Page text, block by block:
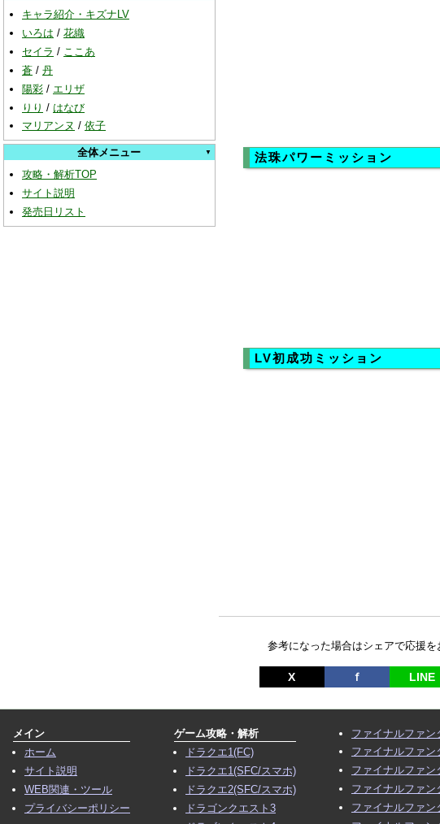
キャラ紹介・キズナLV
いろは / 花織
セイラ / ここあ
蒼 / 丹
陽彩 / エリザ
りり / はなび
マリアンヌ / 依子
全体メニュー
攻略・解析TOP
サイト説明
発売日リスト
法珠パワーミッション
LV初成功ミッション
参考になった場合はシェアで応援を
X ｆ LINE
メイン
ホーム
サイト説明
WEB関連・ツール
プライバシーポリシー
ゲーム攻略・解析
ドラクエ1(FC)
ドラクエ1(SFC/スマホ)
ドラクエ2(SFC/スマホ)
ドラゴンクエスト3
ファイナルファン
ファイナルファン
ファイナルファン
ファイナルファン
ファイナルファン